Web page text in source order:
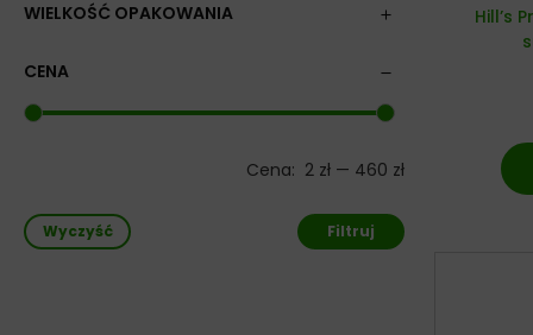
Hill’s
WIELKOŚĆ OPAKOWANIA
CENA
Cena: 2 zł — 460 zł
Wyczyść Filtruj